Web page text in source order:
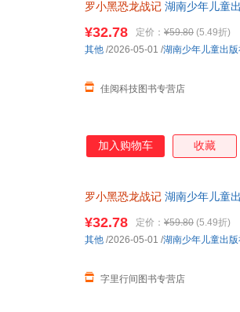
罗小黑恐龙战记 湖南少年儿童
¥32.78 定价： ¥59.80 (5.49折)
佳阅科技图书专营店
其他 /2026-05-01 /湖南少年儿童出
加入购物车 收藏
罗小黑恐龙战记 湖南少年儿童
¥32.78 定价： ¥59.80 (5.49折)
字里行间图书专营店
其他 /2026-05-01 /湖南少年儿童出